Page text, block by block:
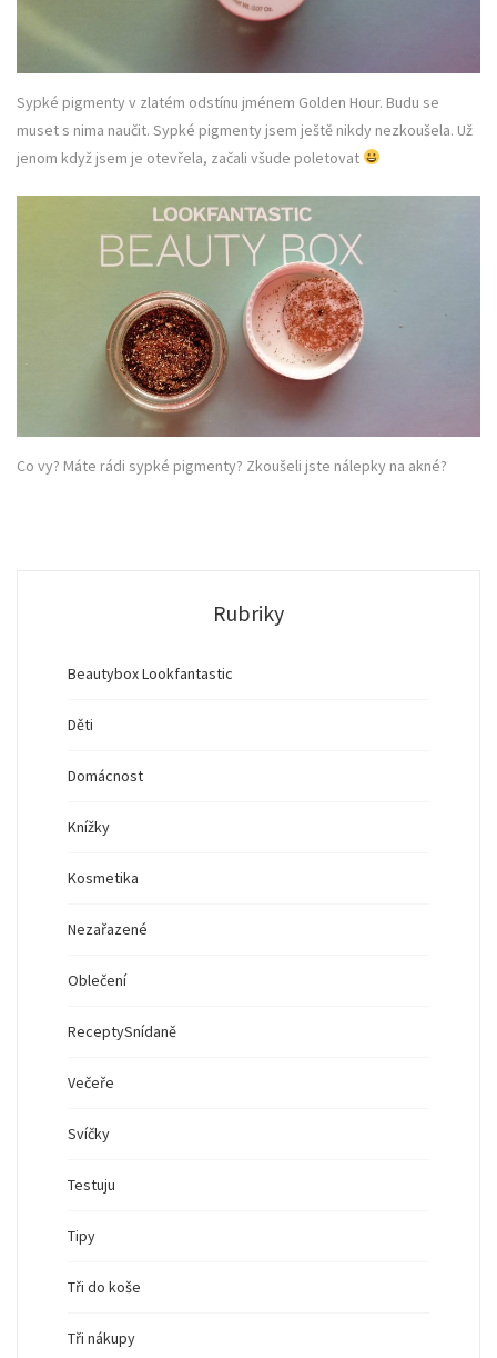
Sypké pigmenty v zlatém odstínu jménem Golden Hour. Budu se
muset s nima naučit. Sypké pigmenty jsem ještě nikdy nezkoušela. Už
jenom když jsem je otevřela, začali všude poletovat
Co vy? Máte rádi sypké pigmenty? Zkoušeli jste nálepky na akné?
Rubriky
Beautybox Lookfantastic
Děti
Domácnost
Knížky
Kosmetika
Nezařazené
Oblečení
ReceptySnídaně
Večeře
Svíčky
Testuju
Tipy
Tři do koše
Tři nákupy